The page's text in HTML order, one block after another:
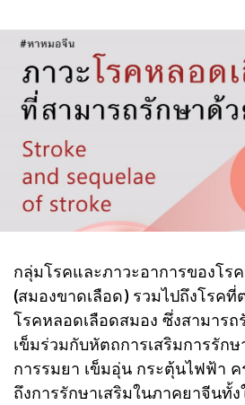
กลุ่มโรคและภาวะอาการของโร
(สมองขาดเลือด) รวมไปถึงโรคที่
โรคหลอดเลือดสมอง ซึ่งสามารถ
เข็มร่วมกับหัตถการเสริมการรัก
การรมยา เข็มอุ่น กระตุ้นไฟฟ้า
ถึงการรักษาเสริมในภาคยาจีนทั้